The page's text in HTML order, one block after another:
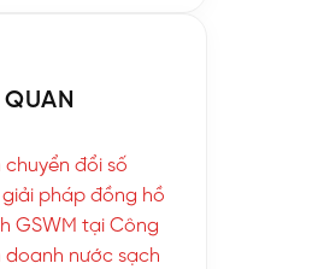
chuyển đổi số
pháp đồng hồ
GSWM tại Công
doanh nước sạch